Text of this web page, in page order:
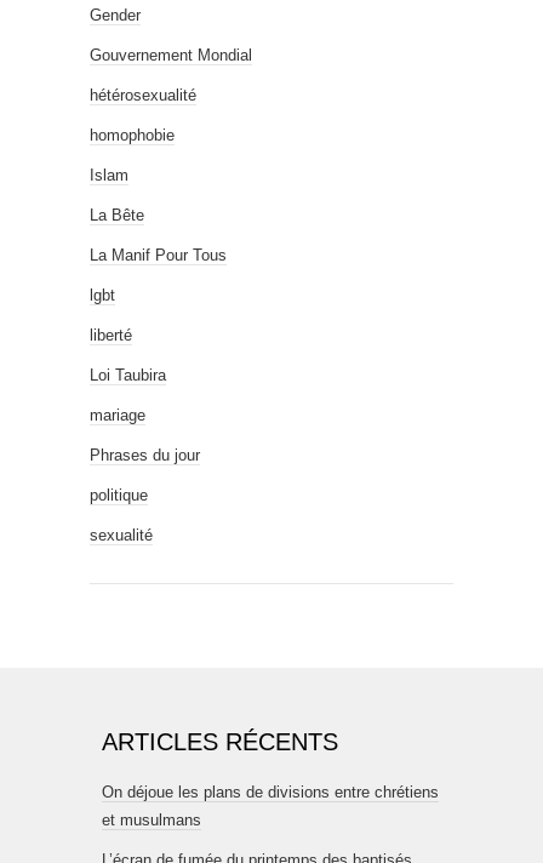
Gender
Gouvernement Mondial
hétérosexualité
homophobie
Islam
La Bête
La Manif Pour Tous
lgbt
liberté
Loi Taubira
mariage
Phrases du jour
politique
sexualité
ARTICLES RÉCENTS
On déjoue les plans de divisions entre chrétiens
et musulmans